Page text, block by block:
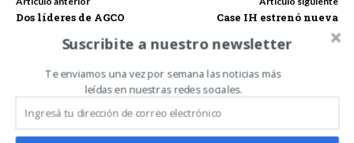
Dos líderes de AGCO
galardonadas con el premio
STEP Ahead (un PASO
Manufactura
Case IH estrenó nueva
mesopotámica
Suscribite a nuestro newsletter
Te enviamos una vez por semana las noticias más
leídas en nuestras redes sociales.